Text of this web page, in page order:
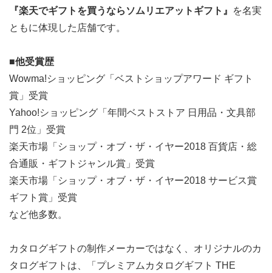
『楽天でギフトを買うならソムリエアットギフト』
を名実
ともに体現した店舗です。
■他受賞歴
Wowma!ショッピング「ベストショップアワード ギフト
賞」受賞
Yahoo!ショッピング「年間ベストストア 日用品・文具部
門 2位」受賞
楽天市場「ショップ・オブ・ザ・イヤー2018 百貨店・総
合通販・ギフトジャンル賞」受賞
楽天市場「ショップ・オブ・ザ・イヤー2018 サービス賞
ギフト賞」受賞
など他多数。
カタログギフトの制作メーカーではなく、オリジナルのカ
タログギフトは、「プレミアムカタログギフト THE